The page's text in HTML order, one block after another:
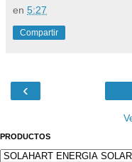
en 5:27
Compartir
‹
PRODUCTOS